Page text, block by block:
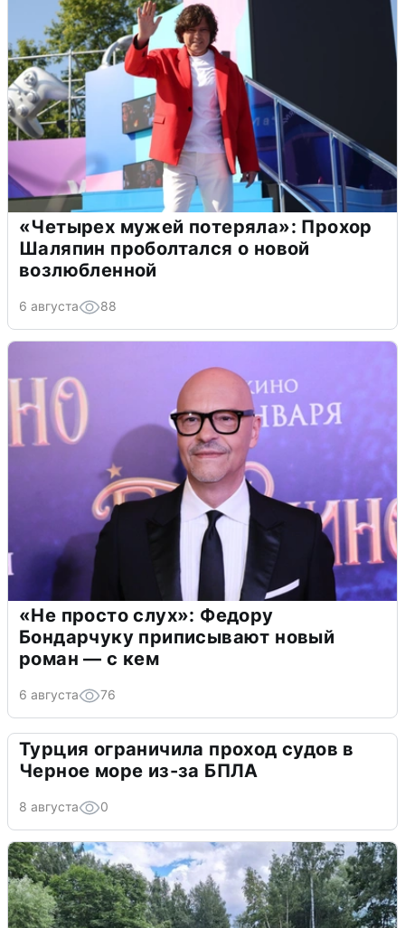
«Четырех мужей потеряла»: Прохор
Шаляпин проболтался о новой
возлюбленной
6 августа 88
«Не просто слух»: Федору
Бондарчуку приписывают новый
роман — с кем
6 августа 76
Турция ограничила проход судов в
Черное море из-за БПЛА
8 августа 0